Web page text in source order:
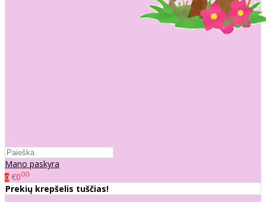
Mano paskyra
0 €000
Prekių krepšelis tuščias!